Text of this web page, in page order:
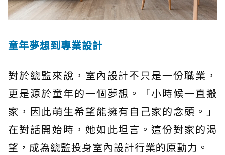
童年夢想到專業設計
對於總監來說，室內設計不只是一份職業，
更是源於童年的一個夢想。「小時候一直搬
家，因此萌生希望能擁有自己家的念頭。」
在對話開始時，她如此坦言。這份對家的渴
望，成為總監投身室內設計行業的原動力。